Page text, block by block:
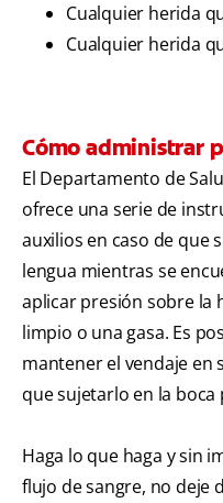
Cualquier herida
Cualquier herida
Cómo administrar
El Departamento de
ofrece una serie de
auxilios en caso de que
lengua mientras se
aplicar presión sobre la
limpio o una gasa. Es
mantener el vendaje en
que sujetarlo en la boca
Haga lo que haga y sin
flujo de sangre, no deje